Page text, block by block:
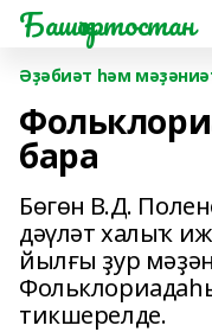
Башҡортостан
Әҙәбиәт һәм
бара
Бөгөн В.Д.
дәүләт халыҡ
йылғы ҙур
тикшерелде.